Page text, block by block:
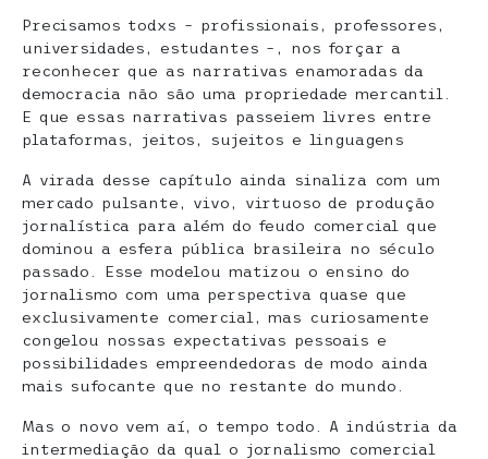
Precisamos todxs – profissionais, professores,
universidades, estudantes –, nos forçar a
reconhecer que as narrativas enamoradas da
democracia não são uma propriedade mercantil.
E que essas narrativas passeiem livres entre
plataformas, jeitos, sujeitos e linguagens
A virada desse capítulo ainda sinaliza com um
mercado pulsante, vivo, virtuoso de produção
jornalística para além do feudo comercial que
dominou a esfera pública brasileira no século
passado. Esse modelou matizou o ensino do
jornalismo com uma perspectiva quase que
exclusivamente comercial, mas curiosamente
congelou nossas expectativas pessoais e
possibilidades empreendedoras de modo ainda
mais sufocante que no restante do mundo.
Mas o novo vem aí, o tempo todo. A indústria da
intermediação da qual o jornalismo comercial